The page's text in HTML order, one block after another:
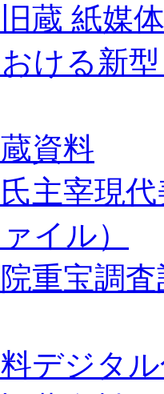
蔵 紙媒
ける新
資料
主宰現
イル）
重宝調
デジタ